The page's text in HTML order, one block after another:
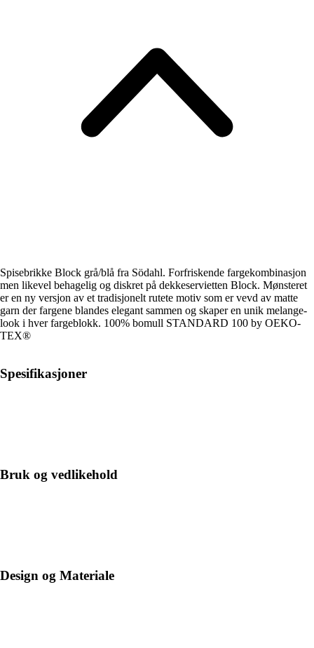
Spisebrikke Block grå/blå fra Södahl. Forfriskende fargekombinasjon
men likevel behagelig og diskret på dekkeservietten Block. Mønsteret
er en ny versjon av et tradisjonelt rutete motiv som er vevd av matte
garn der fargene blandes elegant sammen og skaper en unik melange-
look i hver fargeblokk. 100% bomull STANDARD 100 by OEKO-
TEX®
Spesifikasjoner
Bruk og vedlikehold
Design og Materiale